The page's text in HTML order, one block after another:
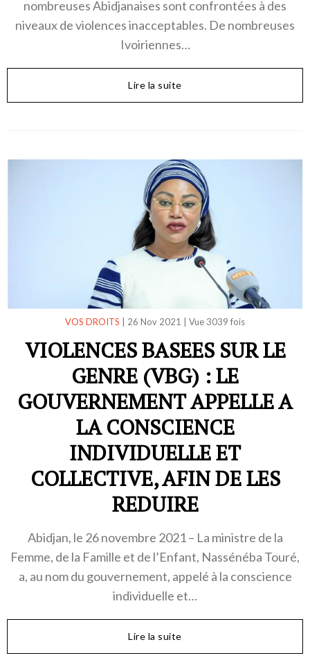
nombreuses Abidjanaises sont confrontées à des
niveaux de violences inacceptables. De nombreuses
Ivoiriennes…
Lire la suite
VOS DROITS 26 Nov 2021 Vue 3039 fois
VIOLENCES BASEES SUR LE
GENRE (VBG) : LE
GOUVERNEMENT APPELLE A
LA CONSCIENCE
INDIVIDUELLE ET
COLLECTIVE, AFIN DE LES
REDUIRE
Abidjan, le 26 novembre 2021 – La ministre de la
Femme, de la Famille et de l’Enfant, Nassénéba Touré,
a, au nom du gouvernement, appelé à la conscience
individuelle et…
Lire la suite